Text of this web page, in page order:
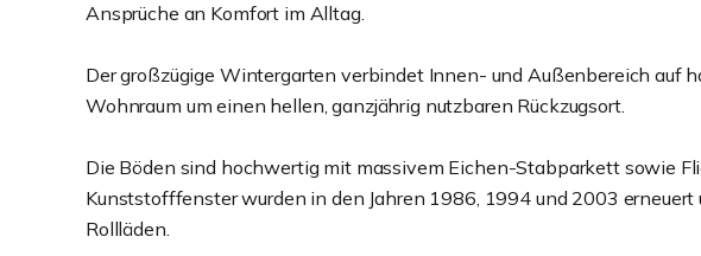
Ansprüche an Komfort im Alltag.
Der großzügige Wintergarten verbindet Innen- und Außenbereich auf
Wohnraum um einen hellen, ganzjährig nutzbaren Rückzugsort.
Die Böden sind hochwertig mit massivem Eichen-Stabparkett sowie
Kunststofffenster wurden in den Jahren 1986, 1994 und 2003 erneuert
Rollläden.